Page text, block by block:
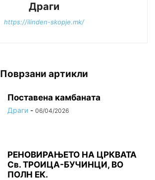
Драги
https://ilinden-skopje.mk/
Поврзани артикли
Поставена камбаната
Драги - 06/04/2026
РЕНОВИРАЊЕТО НА ЦРКВАТА
Св. ТРОИЦА-БУЧИНЦИ, ВО
ПОЛН ЕК.